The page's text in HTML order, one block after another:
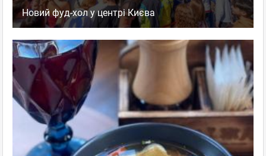
Новий фуд-хол у центрі Києва